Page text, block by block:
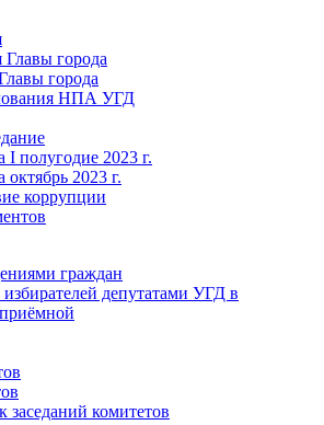
города
города
НПА УГД
полугодие 2023 г.
2023 г.
коррупции
граждан
депутатами УГД в
заседаний комитетов